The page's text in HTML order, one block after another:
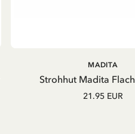
IN DEN
Strohhut Madita
MADITA
21.95 EUR